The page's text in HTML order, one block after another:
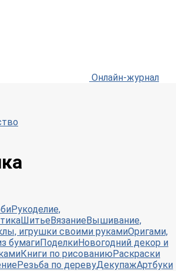
Онлайн-журнал
Рукоделие,
ШитьеВязаниеВышивание,
игрушки своими рукамиОригами,
бумагиПоделкиНовогодний декор и
Книги по рисованиюРаскраски
Резьба по деревуДекупажАртбуки